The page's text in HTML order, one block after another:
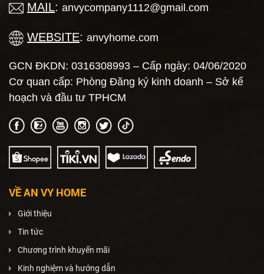
MAIL: anvycompany1112@gmail.com
WEBSITE: anvyhome.com
GCN ĐKDN: 0316308993 – Cấp ngày: 04/06/2020
Cơ quan cấp: Phòng Đăng ký kinh doanh – Sở kế
hoạch và đầu tư TPHCM
VỀ AN VY HOME
Giới thiệu
Tin tức
Chương trình khuyến mãi
Kinh nghiệm và hướng dẫn